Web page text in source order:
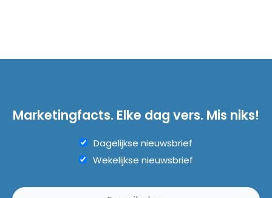
Marketingfacts. Elke dag vers. Mis niks!
Dagelijkse nieuwsbrief
Wekelijkse nieuwsbrief